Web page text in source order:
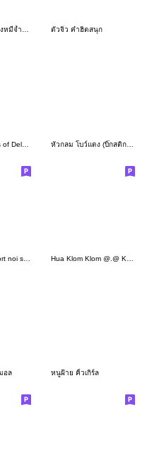
เว้าอีสาน (Ver.น้องหมีจ้ำม่ำ) ตัวจิ๋ว คำฮิตสนุก
หัวกลม โบว์แดง (บิ๊กสติกเกอร์)
อล หนูฝ้าย คิ้วเกิร์ล